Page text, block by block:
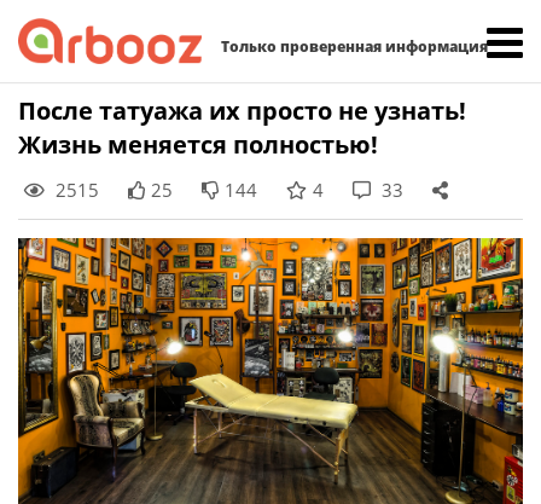
Только проверенная информация
Skip
После татуажа их просто не узнать!
Жизнь меняется полностью!
2515 25 144 4 33
Найти: